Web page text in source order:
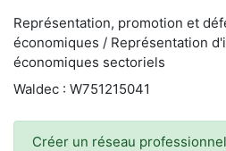
Représentation, promotion et
économiques / Représentation
économiques sectoriels
Waldec : W751215041
Créer un réseau